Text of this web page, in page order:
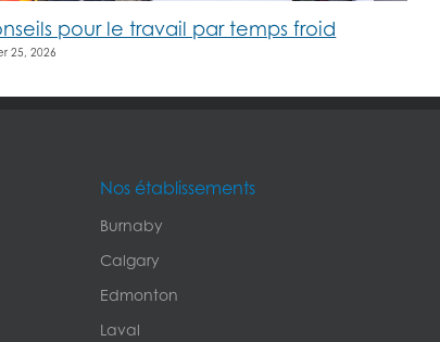
pour le travail par temps froid
25, 2026
Nos établissements
Burnaby
Calgary
Edmonton
Laval